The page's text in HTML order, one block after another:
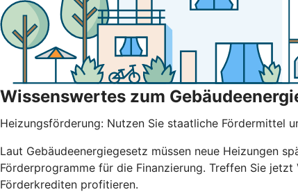
Wissenswertes zum
Heizungsförderung: Nutzen Sie staatliche Fördermittel
Laut Gebäudeenergiegesetz müssen neue Heizungen
Förderprogramme für die Finanzierung. Treffen Sie
Förderkrediten profitieren.